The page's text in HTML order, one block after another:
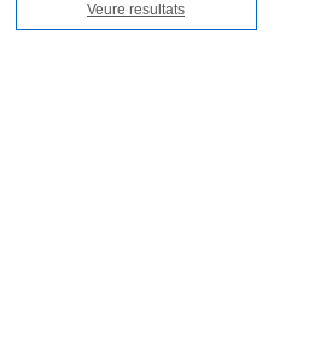
Veure resultats